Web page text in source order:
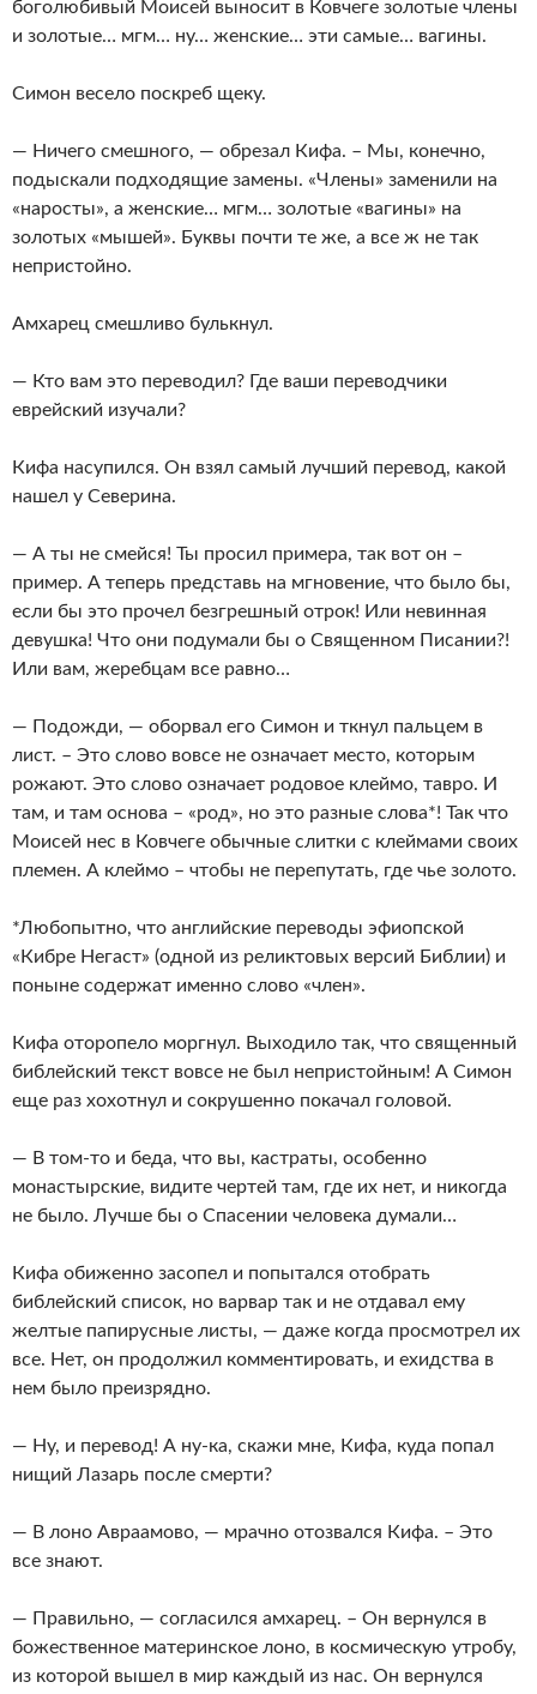
боголюбивый Моисей выносит в Ковчеге золотые члены
и золотые… мгм… ну… женские… эти самые… вагины.
Симон весело поскреб щеку.
— Ничего смешного, — обрезал Кифа. – Мы, конечно,
подыскали подходящие замены. «Члены» заменили на
«наросты», а женские… мгм… золотые «вагины» на
золотых «мышей». Буквы почти те же, а все ж не так
непристойно.
Амхарец смешливо булькнул.
— Кто вам это переводил? Где ваши переводчики
еврейский изучали?
Кифа насупился. Он взял самый лучший перевод, какой
нашел у Северина.
— А ты не смейся! Ты просил примера, так вот он –
пример. А теперь представь на мгновение, что было бы,
если бы это прочел безгрешный отрок! Или невинная
девушка! Что они подумали бы о Священном Писании?!
Или вам, жеребцам все равно…
— Подожди, — оборвал его Симон и ткнул пальцем в
лист. – Это слово вовсе не означает место, которым
рожают. Это слово означает родовое клеймо, тавро. И
там, и там основа – «род», но это разные слова*! Так что
Моисей нес в Ковчеге обычные слитки с клеймами своих
племен. А клеймо – чтобы не перепутать, где чье золото.
*Любопытно, что английские переводы эфиопской
«Кибре Негаст» (одной из реликтовых версий Библии) и
поныне содержат именно слово «член».
Кифа оторопело моргнул. Выходило так, что священный
библейский текст вовсе не был непристойным! А Симон
еще раз хохотнул и сокрушенно покачал головой.
— В том-то и беда, что вы, кастраты, особенно
монастырские, видите чертей там, где их нет, и никогда
не было. Лучше бы о Спасении человека думали…
Кифа обиженно засопел и попытался отобрать
библейский список, но варвар так и не отдавал ему
желтые папирусные листы, — даже когда просмотрел их
все. Нет, он продолжил комментировать, и ехидства в
нем было преизрядно.
— Ну, и перевод! А ну-ка, скажи мне, Кифа, куда попал
нищий Лазарь после смерти?
— В лоно Авраамово, — мрачно отозвался Кифа. – Это
все знают.
— Правильно, — согласился амхарец. – Он вернулся в
божественное материнское лоно, в космическую утробу,
из которой вышел в мир каждый из нас. Он вернулся